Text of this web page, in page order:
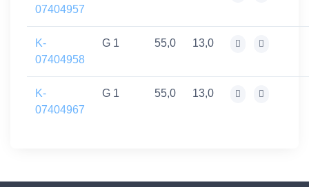
07404957
K-
07404958
G 1 55,0 13,0
K-
07404967
G 1 55,0 13,0